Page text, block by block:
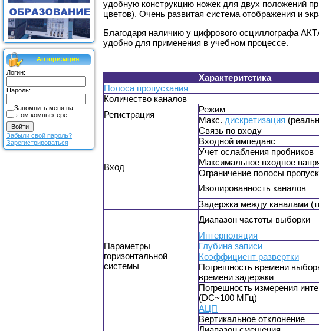
Авторизация
Логин:
Пароль:
Запомнить меня на
этом компьютере
Забыли свой пароль?
Зарегистрироваться
удобную конструкцию ножек для двух положений
цветов). Очень развитая система отображения и
Благодаря наличию у цифрового осциллографа
удобно для применения в учебном процессе.
Характеритстика
Полоса пропускания
Количество каналов
Регистрация
Режим
Макс. дискретизация
Вход
Связь по входу
Входной импеданс
Учет ослабления пробников
Максимальное входное
Ограничение полосы
Изолированность каналов
Задержка между каналами
Параметры
горизонтальной
системы
Диапазон частоты выборки
Интерполяция
Глубина записи
Коэффициент развертки
Погрешность времени
времени задержки
Погрешность измерения
(DC~100 МГц)
АЦП
Вертикальное отклонение